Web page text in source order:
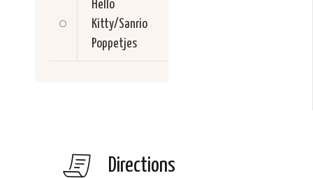
Hello
Kitty/Sanrio
Poppetjes
Directions